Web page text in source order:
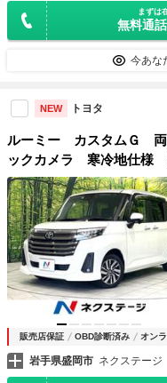
まずは
無料通
今あな
NEW トヨタ
ルーミー カスタムＧ
ックカメラ 寒冷地仕
禁煙車 トドラレコ コー
ートキー ＬＥＤヘッド
販売店保証 OBD診断済み オン
岩手県盛岡市 ネクステー